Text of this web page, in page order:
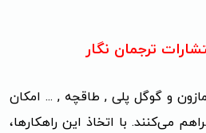
و گوگل پلی , طاقچه , ... امکان
می‌کنند. با اتخاذ این راهکارها،